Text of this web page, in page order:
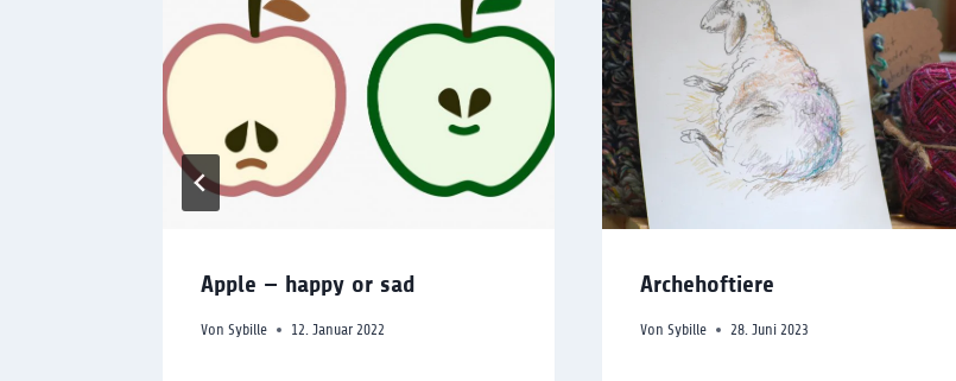
Apple — happy or sad
Von Sybille 12. Januar 2022
Archehoftiere
Von Sybille 28. Juni 2023